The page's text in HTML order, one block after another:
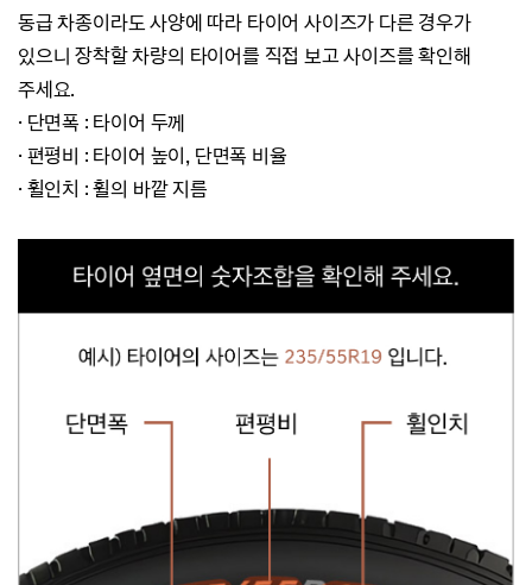
동급 차종이라도 사양에 따라 타이어 사이즈가 다른 경우가
있으니 장착할 차량의 타이어를 직접 보고 사이즈를 확인해
주세요.
· 단면폭 : 타이어 두께
· 편평비 : 타이어 높이, 단면폭 비율
· 휠인치 : 휠의 바깥 지름